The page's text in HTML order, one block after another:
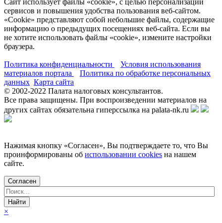
сервисов и повышения удобства пользования веб-сайтом.
«Cookie» представляют собой небольшие файлы, содержащие
информацию о предыдущих посещениях веб-сайта. Если вы
не хотите использовать файлы «cookie», измените настройки
браузера.
Политика конфиденциальности
Условия использования
материалов портала
Политика по обработке персональных
данных Карта сайта
© 2002-2022 Палата налоговых консультантов.
Все права защищены. При воспроизведении материалов на
других сайтах обязательна гиперссылка на palata-nk.ru
Нажимая кнопку «Согласен», Вы подтверждаете то, что Вы
проинформированы об использовании cookies на нашем
сайте.
Согласен
×